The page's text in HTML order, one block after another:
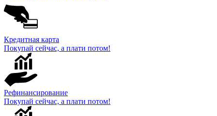
Кредитная карта
Покупай сейчас, а плати потом!
Рефинансирование
Покупай сейчас, а плати потом!